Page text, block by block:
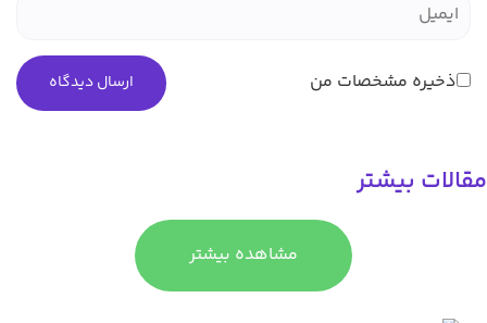
ذخیره مشخصات من
مقالات بیشتر
مشاهده بیشتر